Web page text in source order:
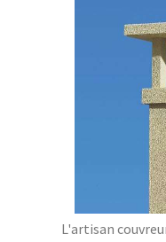
L'artisan